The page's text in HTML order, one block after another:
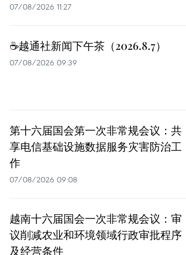
07/08/2026 11:27
☕️越通社新闻下午茶（2026.8.7）
07/08/2026 09:39
第十六届国会第一次非常规会议：共
享电信基础设施数据服务灾害防治工
作
07/08/2026 09:08
越南十六届国会一次非常规会议：审
议削减农业和环境领域行政审批程序
及经营条件